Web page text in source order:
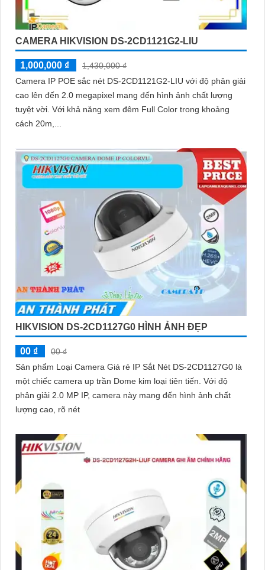
CAMERA HIKVISION DS-2CD1121G2-LIU
1,000,000 ₫
1,430,000 ₫
Camera IP POE sắc nét DS-2CD1121G2-LIU với độ phân giải
cao lên đến 2.0 megapixel mang đến hình ảnh chất lượng
tuyệt vời. Với khả năng xem đêm Full Color trong khoảng
cách 20m,...
HIKVISION DS-2CD1127G0 HÌNH ẢNH ĐẸP
00 ₫
00 ₫
Sản phẩm Loại Camera Giá rẻ IP Sắt Nét DS-2CD1127G0 là
một chiếc camera up trần Dome kim loại tiên tiến. Với độ
phân giải 2.0 MP IP, camera này mang đến hình ảnh chất
lượng cao, rõ nét